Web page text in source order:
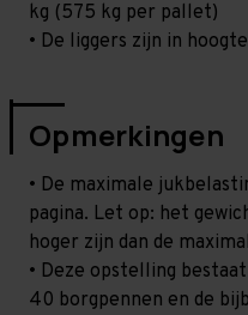
kg (575 kg per pallet)
• De liggers zijn in
Opmerkingen
• De maximale
pagina. Let op: het
hoger zijn dan de
• Deze opstelling
40 borgpennen en de